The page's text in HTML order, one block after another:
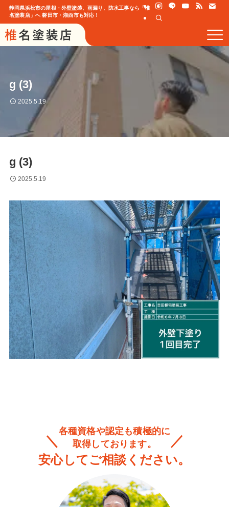
静岡県浜松市の屋根・外壁塗装、雨漏り、防水工事なら「椎
名塗装店」へ 磐田市・湖西市も対応！
g (3)
2025.5.19
g (3)
2025.5.19
各種資格や認定も積極的に
取得しております。
安心してご相談ください。